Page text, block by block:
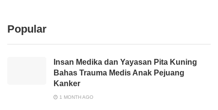
Popular
Insan Medika dan Yayasan Pita Kuning
Bahas Trauma Medis Anak Pejuang
Kanker
1 MONTH AGO